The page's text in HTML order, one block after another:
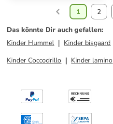
1 2
Das könnte Dir auch gefallen:
Kinder Hummel
Kinder bisgaard
Kinder Coccodrillo
Kinder lamino